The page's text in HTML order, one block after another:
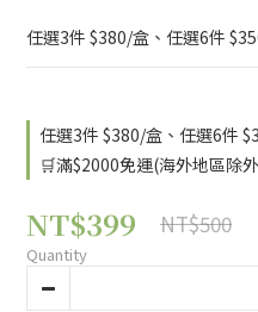
任選3件 $380/盒、任選6件
任選3件 $380/盒、任選6件
🛒滿$2000免運(海外地區除
NT$399 NT$500
Quantity